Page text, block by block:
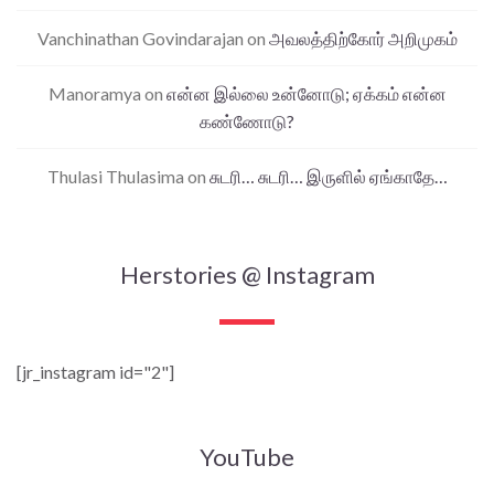
Vanchinathan Govindarajan on அவலத்திற்கோர் அறிமுகம்
Manoramya on என்ன இல்லை உன்னோடு; ஏக்கம் என்ன
கண்ணோடு?
Thulasi Thulasima on சுடரி… சுடரி… இருளில் ஏங்காதே…
Herstories @ Instagram
[jr_instagram id="2"]
YouTube